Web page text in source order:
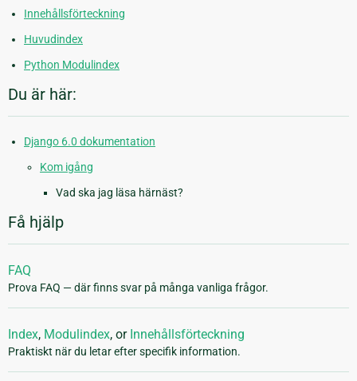
Innehållsförteckning
Huvudindex
Python Modulindex
Du är här:
Django 6.0 dokumentation
Kom igång
Vad ska jag läsa härnäst?
Få hjälp
FAQ
Prova FAQ — där finns svar på många vanliga frågor.
Index, Modulindex, or Innehållsförteckning
Praktiskt när du letar efter specifik information.